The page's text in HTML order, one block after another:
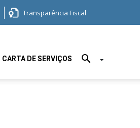
Transparência Fiscal
CARTA DE SERVIÇOS